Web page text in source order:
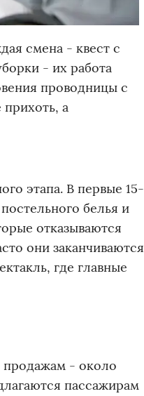
смена - квест с
- их работа
проводницы с
а
этапа. В первые 15-
белья и
отказываются
они заканчиваются
где главные
продажам - около
пассажирам